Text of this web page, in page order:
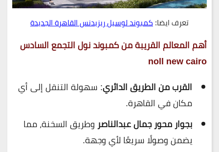
تعرف ايضا:كمبوند لوسيل ريزيدنس القاهرة الجديدة
أهم المعالم القريبة من كمبوند نول التجمع السادس
noll new cairo
القرب من الطريق الدائري: سهولة التنقل إلى أي
مكان في القاهرة.
بجوار محور جمال عبدالناصر وطريق السخنة، مما
يضمن وصولًا سريعًا لأي وجهة.